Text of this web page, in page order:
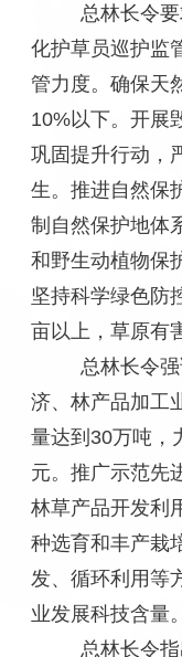
总林长令
化护草员巡护监
管力度。确保天
10%以下。开展
巩固提升行动，
生。推进自然保
制自然保护地体
和野生动植物保
坚持科学绿色防
亩以上，草原有
总林长令
济、林产品加工
量达到30万吨，
元。推广示范先
林草产品开发利
种选育和丰产栽
发、循环利用等
业发展科技含量。
总林长令